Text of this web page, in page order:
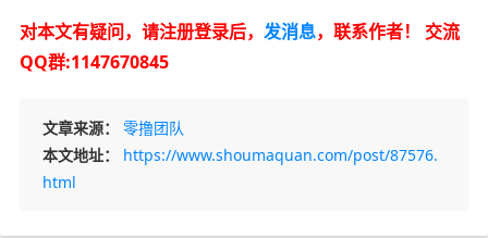
对本文有疑问，请注册登录后， 发消息，联系作者！ 交流
QQ群:1147670845
文章来源：
零撸团队
本文地址：
https://www.shoumaquan.com/post/87576.
html